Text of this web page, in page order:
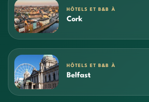
HÔTELS ET B&B À
Cork
HÔTELS ET B&B À
Belfast